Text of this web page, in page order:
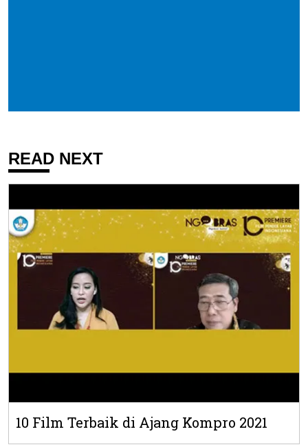
READ NEXT
10 Film Terbaik di Ajang Kompro 2021